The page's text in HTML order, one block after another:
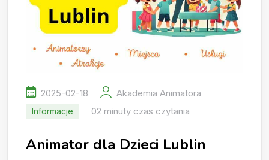
2025-02-18 Akademia Animatora
Informacje 02 minuty czas czytania
Animator dla Dzieci Lublin